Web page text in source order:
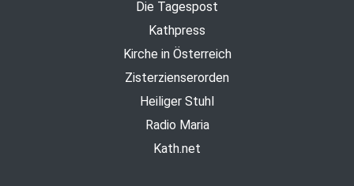
Die Tagespost
Kathpress
Kirche in Österreich
Zisterzienserorden
Heiliger Stuhl
Radio Maria
Kath.net